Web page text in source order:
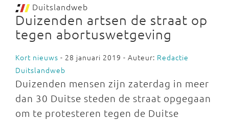
Duitslandweb
Duizenden artsen de straat op
tegen abortuswetgeving
Kort nieuws - 28 januari 2019 - Auteur: Redactie
Duitslandweb
Duizenden mensen zijn zaterdag in meer
dan 30 Duitse steden de straat opgegaan
om te protesteren tegen de Duitse